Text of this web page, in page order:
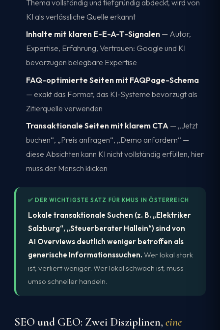
Thema vollständig und tiefgründig abdeckt, wird von
KI als verlässliche Quelle erkannt
Inhalte mit klaren E-E-A-T-Signalen — Autor,
Expertise, Erfahrung, Vertrauen: Google und KI
bevorzugen belegbare Expertise
FAQ-optimierte Seiten mit FAQPage-Schema
— exakt das Format, das KI-Systeme bevorzugt als
Zitierquelle verwenden
Transaktionale Seiten mit klarem CTA — „Jetzt
buchen“, „Preis anfragen“, „Demo anfordern“ —
diese Absichten kann KI nicht vollständig erfüllen, hier
muss der Mensch klicken
✅ DER WICHTIGSTE SATZ FÜR KMUS IN ÖSTERREICH
Lokale transaktionale Suchen (z. B. „Elektriker
Salzburg“, „Steuerberater Hallein“) sind von
AI Overviews deutlich weniger betroffen als
generische Informationssuchen. Wer lokal stark
ist, verliert weniger. Wer lokal schwach ist, muss
umso schneller handeln.
SEO und GEO: Zwei Disziplinen,eine